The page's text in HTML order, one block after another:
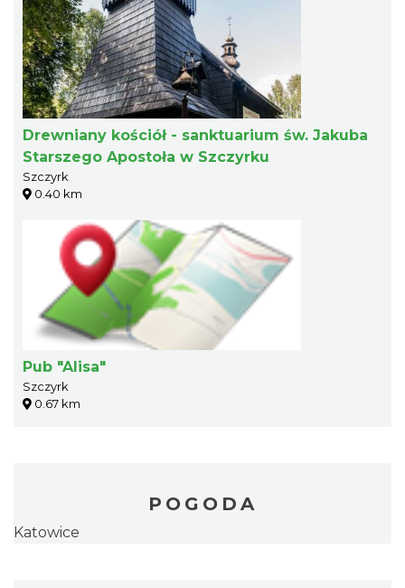
Drewniany kościół - sanktuarium św. Jakuba
Starszego Apostoła w Szczyrku
Szczyrk
0.40 km
Pub "Alisa"
Szczyrk
0.67 km
POGODA
Katowice